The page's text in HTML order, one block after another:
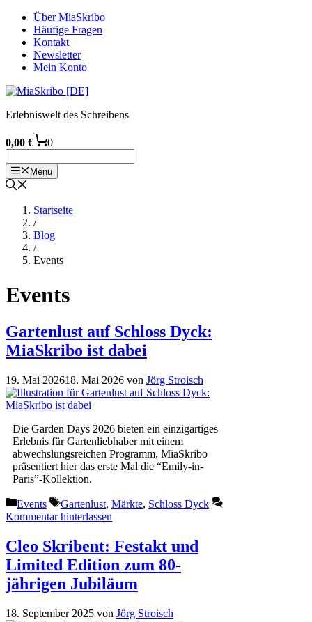
Zum
Inhalt
springen
Über MiaSkribo
Häufige Fragen
Kontakt
Newsletter
Mein Konto
Erlebniswelt des Schreibens
0,00 € 0
Menu
Startseite
/
Blog
/
Events
Events
Gartenlust auf Schloss Dyck:
MiaSkribo ist dabei
19. Mai 202618. Mai 2026 von Jörg Stroisch
Die Garden Days 2026 bieten ein einzigartiges
Erlebnis für Gartenliebhaber mit einem
abwechslungsreichen Programm, MiaSkribo
präsentiert hier das erste Mal die “Emily-in-
Paris”-Kollektion.
Kategorien
Events Schlagwörter
Gartenlust, Märkte, Schloss Dyck
Kommentar hinterlassen
Cleo Skribent: Festakt und
Limited Edition zum 80-
jährigen Jubiläum
18. September 2025 von Jörg Stroisch